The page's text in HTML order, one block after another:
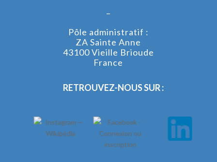
–
Pôle administratif :
ZA Sainte Anne
43100 Vieille Brioude
France
RETROUVEZ-NOUS SUR :